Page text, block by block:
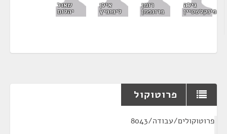
גילה
פינקלשטיין
רומן
ברונפמן
אילן
ליבוביץ
שאול
יהלום
פרוטוקול
פרוטוקולים/עבודה/8043